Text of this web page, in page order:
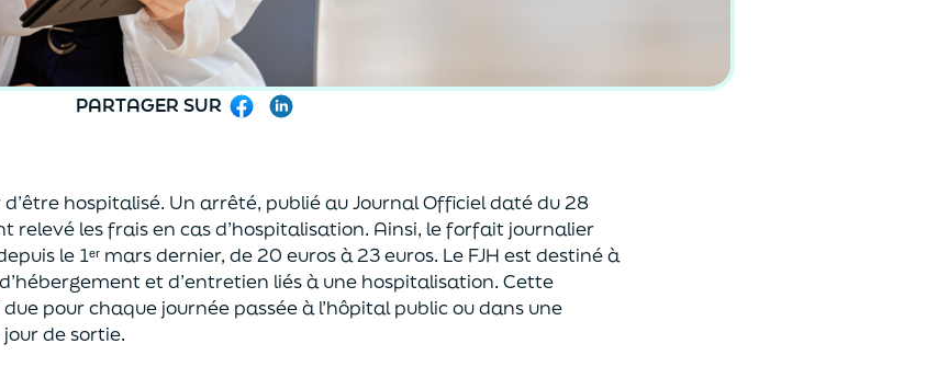
PARTAGER SUR Facebook
hospitalisé. Un arrêté, publiéauJournal Officieldaté du28
relevé les frais en cas d’hospitalisation. Ainsi, leforfait journalier
le 1ᵉʳ mars dernier, de 20 euros à 23 euros. Le FJH estdestiné à
d’hébergement et d’entretien liés à une hospitalisation. Cette
pour chaque journée passée à l’hôpitalpublic ou dans une
de sortie.